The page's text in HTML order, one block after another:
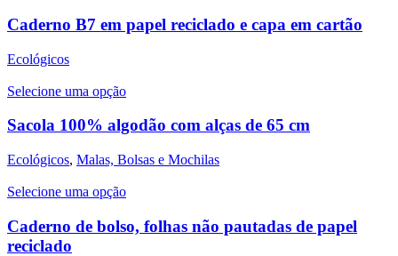
Caderno B7 em papel reciclado e capa em cartão
Ecológicos
Selecione uma opção
Sacola 100% algodão com alças de 65 cm
Ecológicos, Malas, Bolsas e Mochilas
Selecione uma opção
Caderno de bolso, folhas não pautadas de papel
reciclado